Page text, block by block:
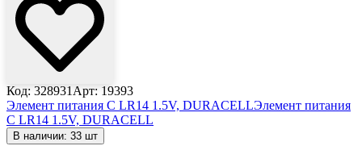
Код: 328931 Арт: 19393
Элемент питания C LR14 1.5V, DURACELLЭлемент питания
C LR14 1.5V, DURACELL
В наличии: 33 шт